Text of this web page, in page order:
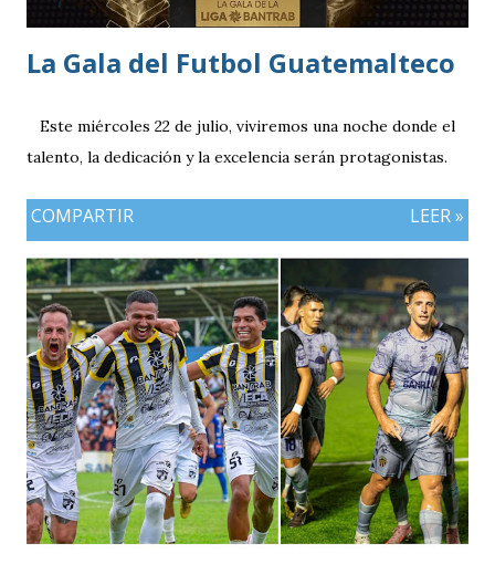
La Gala del Futbol Guatemalteco
Este miércoles 22 de julio, viviremos una noche donde el
talento, la dedicación y la excelencia serán protagonistas.
COMPARTIR LEER »